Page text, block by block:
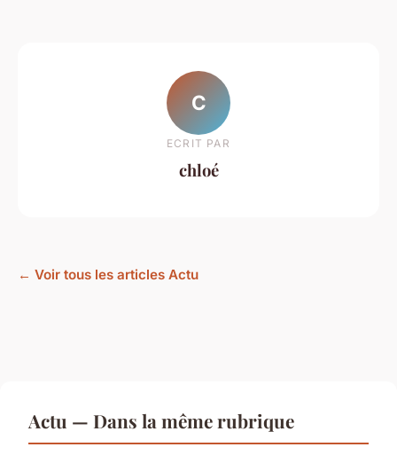
C
ECRIT PAR
chloé
← Voir tous les articles Actu
Actu — Dans la même rubrique